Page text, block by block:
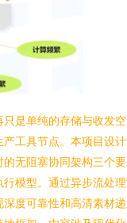
是单纯的存储与收发空
工具节点。本项目设
无阻塞协同架构三个要
模型。通过异步流处
度可靠性和高清素材